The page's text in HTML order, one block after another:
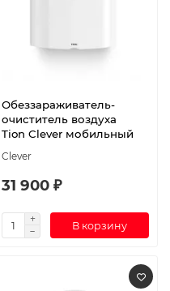
Обеззараживатель-
очиститель воздуха
Tion Clever мобильный
Clever
31 900 ₽
В корзину